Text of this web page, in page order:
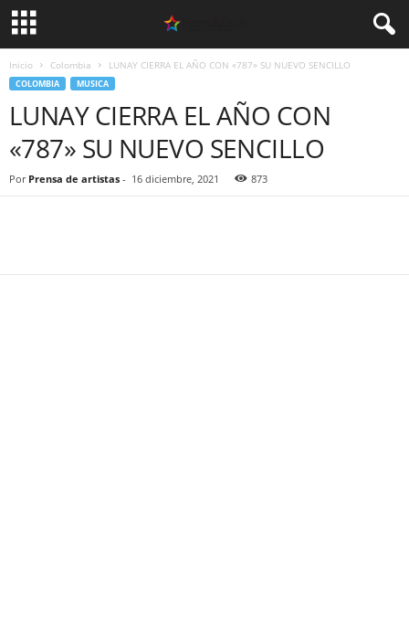
Inicio Colombia LUNAY CIERRA EL AÑO CON «787» SU NUEVO SENCILLO
COLOMBIA MUSICA
LUNAY CIERRA EL AÑO CON
«787» SU NUEVO SENCILLO
Por Prensa de artistas - 16 diciembre, 2021 873